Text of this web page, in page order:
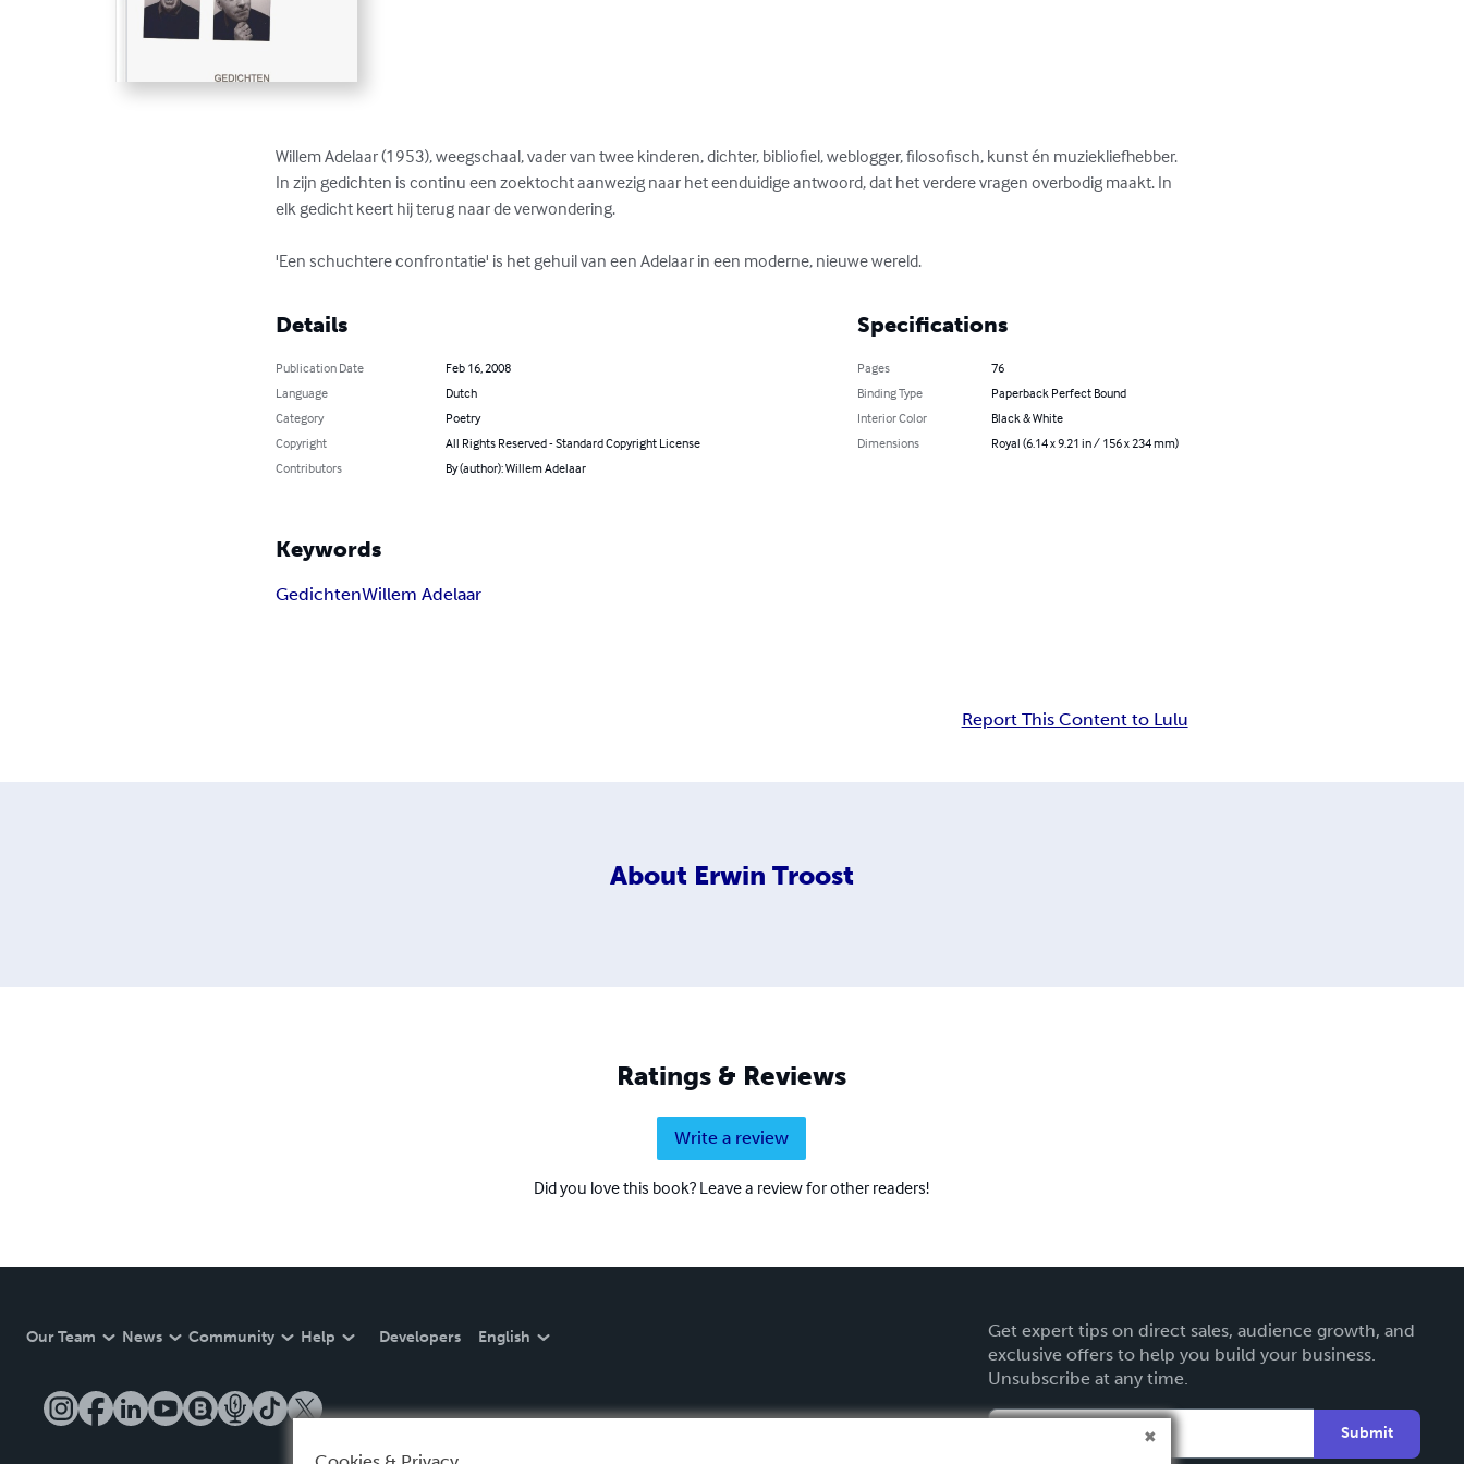
Willem Adelaar (1953), weegschaal, vader van twee kinderen, dichter, bibliofiel, weblogger, filosofisch, kunst én muziekliefhebber.
In zijn gedichten is continu een zoektocht aanwezig naar het eenduidige antwoord, dat het verdere vragen overbodig maakt. In
elk gedicht keert hij terug naar de verwondering.
'Een schuchtere confrontatie' is het gehuil van een Adelaar in een moderne, nieuwe wereld.
Details
Publication Date
Feb 16, 2008
Language
Dutch
Category
Poetry
Copyright
All Rights Reserved - Standard Copyright License
Contributors
By (author): Willem Adelaar
Specifications
Pages
76
Binding Type
Paperback Perfect Bound
Interior Color
Black & White
Dimensions
Royal (6.14 x 9.21 in / 156 x 234 mm)
Keywords
GedichtenWillem Adelaar
Report This Content to Lulu
About Erwin Troost
Ratings & Reviews
Write a review
Did you love this book? Leave a review for other readers!
Our Team News Community Help Developers English
Get expert tips on direct sales, audience growth, and
exclusive offers to help you build your business.
Unsubscribe at any time.
Submit